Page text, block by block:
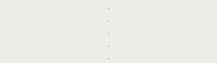
.
.
.
.
.